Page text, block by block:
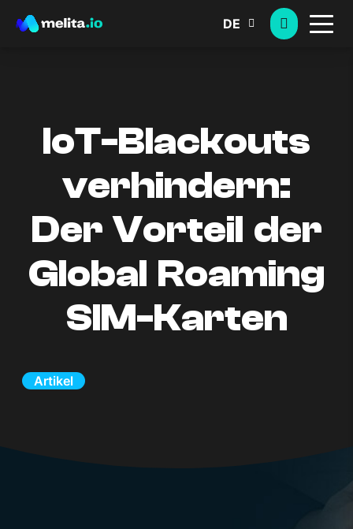
DE
IoT-Blackouts
verhindern:
Der Vorteil der
Global Roaming
SIM-Karten
Artikel